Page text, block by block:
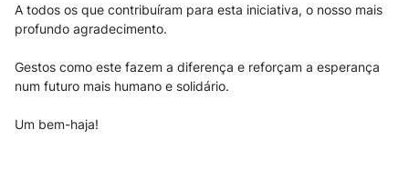
A todos os que contribuíram para esta iniciativa, o nosso mais
profundo agradecimento.
Gestos como este fazem a diferença e reforçam a esperança
num futuro mais humano e solidário.
Um bem-haja!